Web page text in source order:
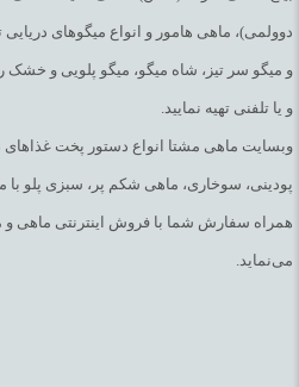
دوولمی)، ماهی هامور و انواع میگوهای
و میگو سر تیز، شاه میگو، میگو پلویی و خشک
و یا تلفنی تهیه نمایید.
وبسایت ماهی مشتا انواع دستور پخت غذاهای
پودینی، سوخاری، ماهی شکم پر، سبزی پلو با
همراه سفارش شما با فروش اینترنتی ماهی و
می‌نماید.